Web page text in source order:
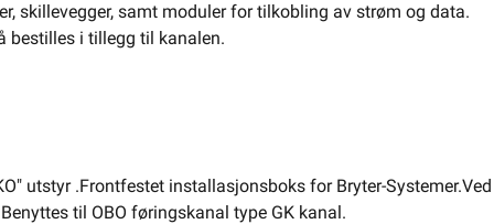
oss
Belysning Varme Hjem & Fritid
skillevegger, samt moduler for tilkobling av strøm og data.
bestilles i tillegg til kanalen.
utstyr .Frontfestet installasjonsboks for Bryter-
til OBO føringskanal type GK kanal.